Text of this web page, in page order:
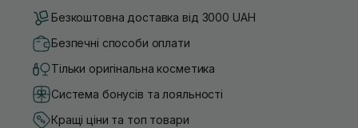
Безкоштовна доставка від 3000 UAH
Безпечні способи оплати
Тільки оригінальна косметика
Система бонусів та лояльності
Кращі ціни та топ товари